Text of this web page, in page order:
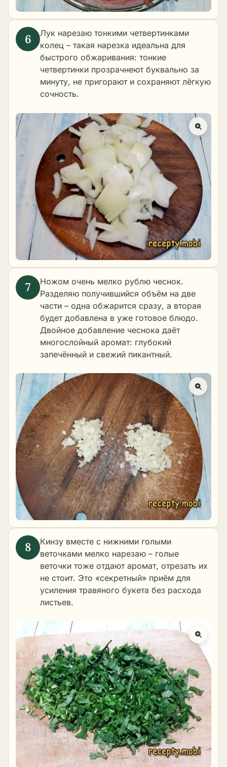
Лук нарезаю тонкими четвертинками
колец – такая нарезка идеальна для
быстрого обжаривания: тонкие
четвертинки прозрачнеют буквально за
минуту, не пригорают и сохраняют лёгкую
сочность.
Ножом очень мелко рублю чеснок.
Разделяю получившийся объём на две
части – одна обжарится сразу, а вторая
будет добавлена в уже готовое блюдо.
Двойное добавление чеснока даёт
многослойный аромат: глубокий
запечённый и свежий пикантный.
Кинзу вместе с нижними голыми
веточками мелко нарезаю – голые
веточки тоже отдают аромат, отрезать их
не стоит. Это «секретный» приём для
усиления травяного букета без расхода
листьев.